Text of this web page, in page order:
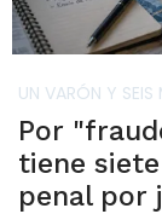
UN VARÓN Y SEIS
Por
tiene
penal por